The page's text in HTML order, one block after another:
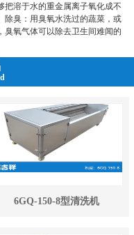
把溶于水的重金属离子氧化成不
除臭：用臭氧水洗过的蔬菜，或
氧气体可以除去卫生间难闻的
6GQ-150-8型清洗机